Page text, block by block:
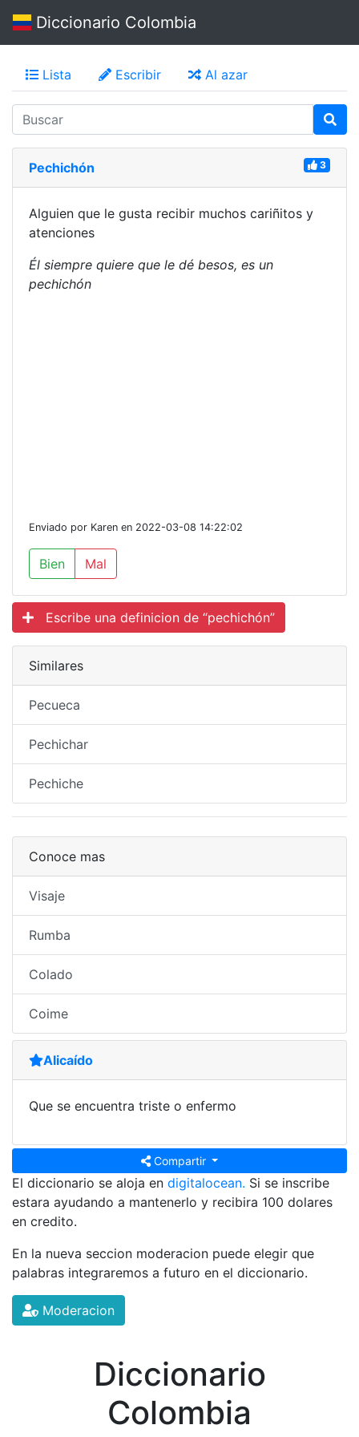
Diccionario Colombia
Lista Escribir Al azar
Pechichón 3
Alguien que le gusta recibir muchos cariñitos y
atenciones
Él siempre quiere que le dé besos, es un
pechichón
Enviado por Karen en 2022-03-08 14:22:02
Bien Mal
Escribe una definicion de “pechichón”
Similares
Pecueca
Pechichar
Pechiche
Conoce mas
Visaje
Rumba
Colado
Coime
Alicaído
Que se encuentra triste o enfermo
Compartir
El diccionario se aloja en digitalocean. Si se inscribe
estara ayudando a mantenerlo y recibira 100 dolares
en credito.
En la nueva seccion moderacion puede elegir que
palabras integraremos a futuro en el diccionario.
Moderacion
Diccionario
Colombia